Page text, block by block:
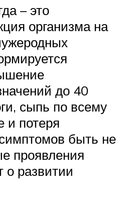
– это
организма на
до 40
сыпь по всему
и потеря
быть не
проявления
о развитии